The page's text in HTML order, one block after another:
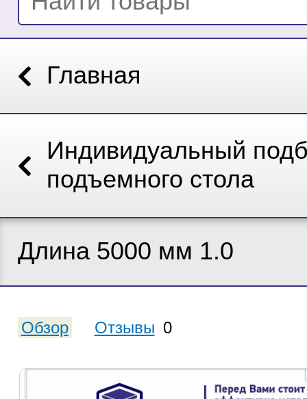
Главная
Индивидуальный
подъемного стола
Длина 5000 мм 1.0
Обзор Отзывы 0